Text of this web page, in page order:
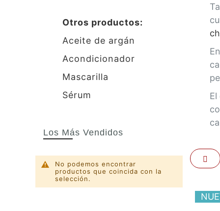
Otros productos:
Aceite de argán
Acondicionador
Mascarilla
Sérum
Los Más Vendidos
No podemos encontrar
productos que coincida con la
selección.